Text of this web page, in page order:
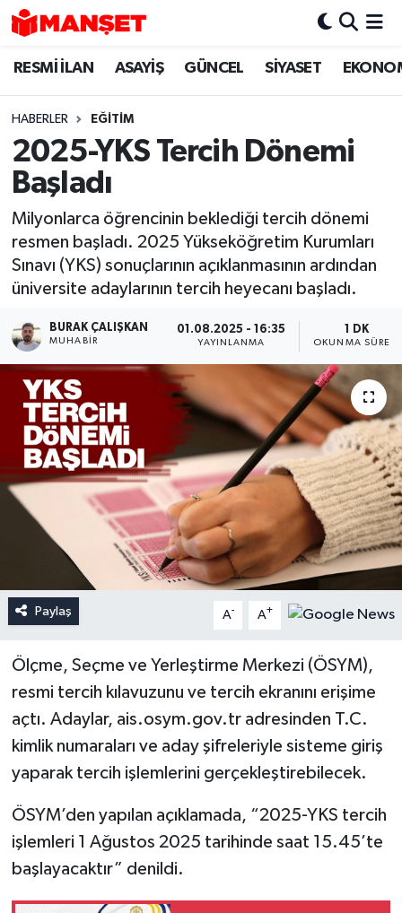
RESMİ İLAN ASAYİŞ GÜNCEL SİYASET
HABERLER EĞİTİM
2025-YKS Tercih Dönemi
Başladı
Milyonlarca öğrencinin beklediği tercih dönemi
resmen başladı. 2025 Yükseköğretim Kurumları
Sınavı (YKS) sonuçlarının açıklanmasının ardından
üniversite adaylarının tercih heyecanı başladı.
BURAK ÇALIŞKAN
MUHABIR
01.08.2025 - 16:35
YAYINLANMA
1 DK
OKUNMA SÜRESI
Paylaş A- A+
Ölçme, Seçme ve Yerleştirme Merkezi (ÖSYM),
resmi tercih kılavuzunu ve tercih ekranını erişime
açtı. Adaylar, ais.osym.gov.tr adresinden T.C.
kimlik numaraları ve aday şifreleriyle sisteme giriş
yaparak tercih işlemlerini gerçekleştirebilecek.
ÖSYM’den yapılan açıklamada, “2025-YKS tercih
işlemleri 1 Ağustos 2025 tarihinde saat 15.45’te
başlayacaktır” denildi.
Hava Durumu
Trafik Durumu
Süper Lig Puan Durumu ve Fikstür
Son Dakika Haberleri
Haber Arşivi